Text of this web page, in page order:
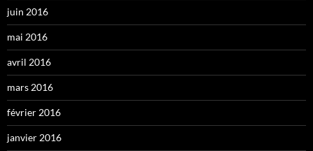
juin 2016
mai 2016
avril 2016
mars 2016
février 2016
janvier 2016